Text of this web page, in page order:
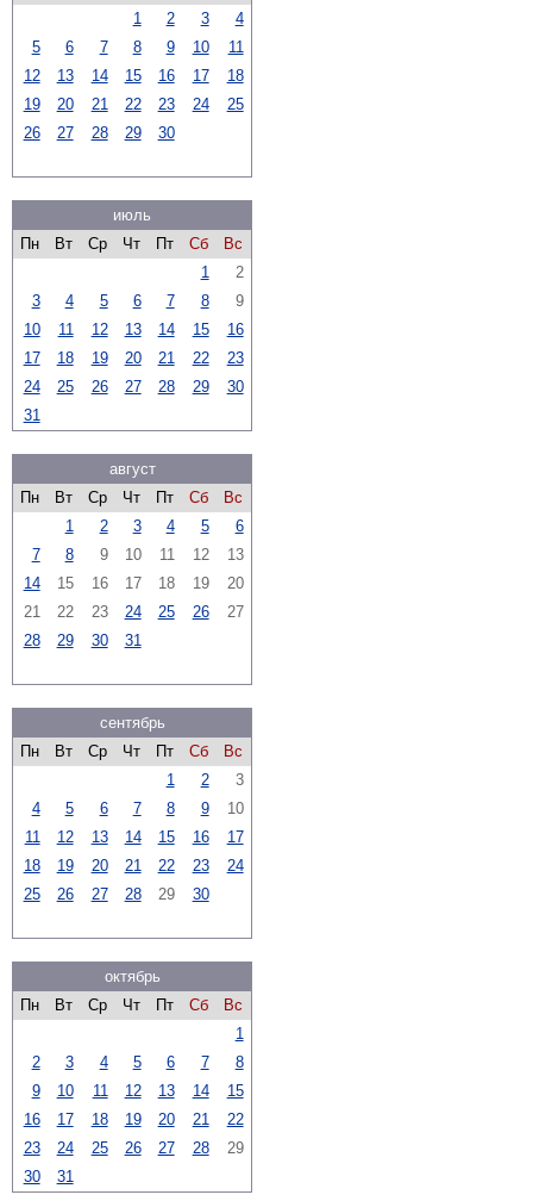
1
2 3
4
5
6 7 8 9 10
11
12
13 14 15 16 17
18
19
20 21 22 23 24
25
26
27 28 29 30
июль
Пн
Вт Ср Чт Пт Сб
Вс
1
2
3
4 5 6 7 8
9
10
11 12 13 14 15
16
17
18 19 20 21 22
23
24
25 26 27 28 29
30
31
август
Пн
Вт Ср Чт Пт Сб
Вс
1
2 3 4 5
6
7
8 9 10 11 12
13
14
15 16 17 18 19
20
21
22 23 24 25 26
27
28
29 30 31
сентябрь
Пн
Вт Ср Чт Пт Сб
Вс
1
2
3
4
5 6 7 8 9
10
11
12 13 14 15 16
17
18
19 20 21 22 23
24
25
26 27 28 29 30
октябрь
Пн
Вт Ср Чт Пт Сб
Вс
1
2
3 4 5 6 7
8
9
10 11 12 13 14
15
16
17 18 19 20 21
22
23
24 25 26 27 28
29
30
31